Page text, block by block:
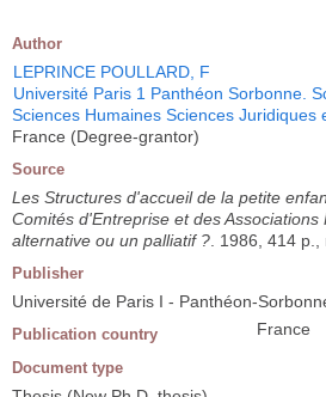
Author
LEPRINCE POULLARD, F
Université Paris 1 Panthéon Sorbonne.
Sciences Humaines Sciences Juridiques
France (Degree-grantor)
Source
Les Structures d'accueil de la petite
Comités d'Entreprise et des Associations
alternative ou un palliatif ? . 1986, 414
Publisher
Université de Paris I - Panthéon-
Publication country France
Document type